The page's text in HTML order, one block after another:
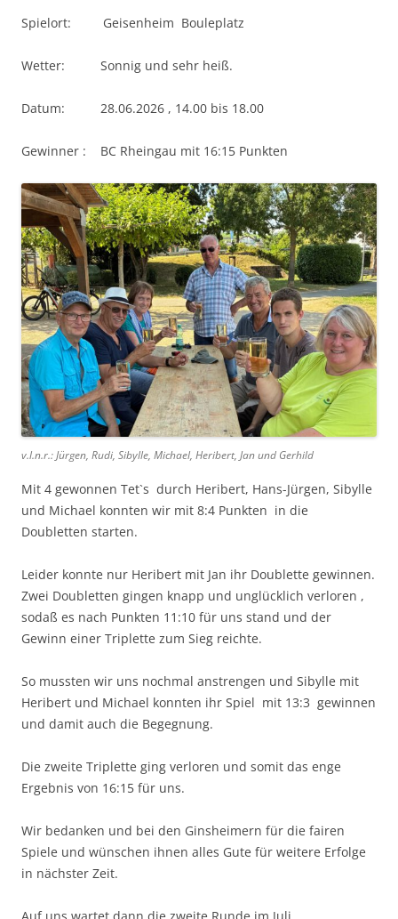
Spielort: Geisenheim Bouleplatz
Wetter: Sonnig und sehr heiß.
Datum: 28.06.2026 , 14.00 bis 18.00
Gewinner : BC Rheingau mit 16:15 Punkten
v.l.n.r.: Jürgen, Rudi, Sibylle, Michael, Heribert, Jan und Gerhild
Mit 4 gewonnen Tet`s durch Heribert, Hans-Jürgen, Sibylle
und Michael konnten wir mit 8:4 Punkten in die
Doubletten starten.
Leider konnte nur Heribert mit Jan ihr Doublette gewinnen.
Zwei Doubletten gingen knapp und unglücklich verloren ,
sodaß es nach Punkten 11:10 für uns stand und der
Gewinn einer Triplette zum Sieg reichte.
So mussten wir uns nochmal anstrengen und Sibylle mit
Heribert und Michael konnten ihr Spiel mit 13:3 gewinnen
und damit auch die Begegnung.
Die zweite Triplette ging verloren und somit das enge
Ergebnis von 16:15 für uns.
Wir bedanken und bei den Ginsheimern für die fairen
Spiele und wünschen ihnen alles Gute für weitere Erfolge
in nächster Zeit.